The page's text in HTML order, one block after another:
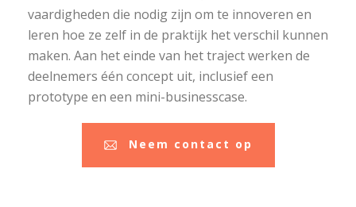
vaardigheden die nodig zijn om te innoveren en
leren hoe ze zelf in de praktijk het verschil kunnen
maken. Aan het einde van het traject werken de
deelnemers één concept uit, inclusief een
prototype en een mini-businesscase.
Neem contact op